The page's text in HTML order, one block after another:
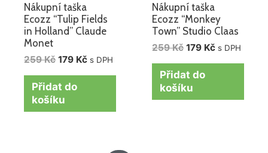
Nákupní taška
Ecozz “Tulip Fields
in Holland” Claude
Monet
259Kč 179 Kč s DPH
Přidat do
košíku
Nákupní taška
Ecozz “Monkey
Town” Studio Claas
259Kč 179 Kč s DPH
Přidat do
košíku